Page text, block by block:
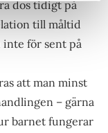
dos tidigt på
till måltid
för sent på
att man minst
– gärna
barnet fungerar